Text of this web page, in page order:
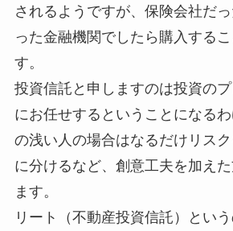
されるようですが、保険会社だ
った金融機関でしたら購入する
す。
投資信託と申しますのは投資の
にお任せするということになる
の浅い人の場合はなるだけリス
に分けるなど、創意工夫を加え
ます。
リート（不動産投資信託）とい